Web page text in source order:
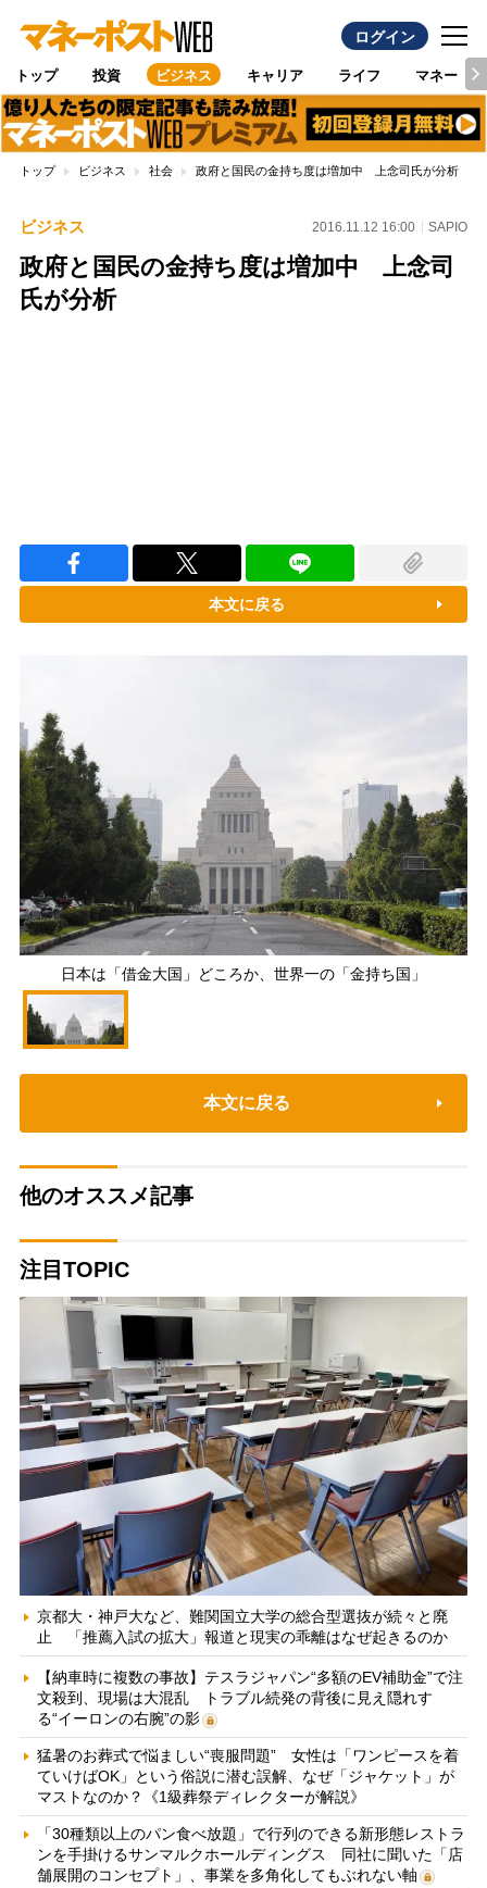
ログイン
トップ 投資 ビジネス キャリア ライフ マネー
トップ ビジネス 社会 政府と国民の金持ち度は増加中 上念司氏が分析
ビジネス 2016.11.12 16:00 SAPIO
政府と国民の金持ち度は増加中 上念司
氏が分析
本文に戻る
日本は「借金大国」どころか、世界一の「金持ち国」
本文に戻る
他のオススメ記事
注目TOPIC
京都大・神戸大など、難関国立大学の総合型選抜が続々と廃
止 「推薦入試の拡大」報道と現実の乖離はなぜ起きるのか
【納車時に複数の事故】テスラジャパン“多額のEV補助金”で注
文殺到、現場は大混乱 トラブル続発の背後に見え隠れす
る“イーロンの右腕”の影
猛暑のお葬式で悩ましい“喪服問題” 女性は「ワンピースを着
ていけばOK」という俗説に潜む誤解、なぜ「ジャケット」が
マストなのか？《1級葬祭ディレクターが解説》
「30種類以上のパン食べ放題」で行列のできる新形態レストラ
ンを手掛けるサンマルクホールディングス 同社に聞いた「店
舗展開のコンセプト」、事業を多角化してもぶれない軸